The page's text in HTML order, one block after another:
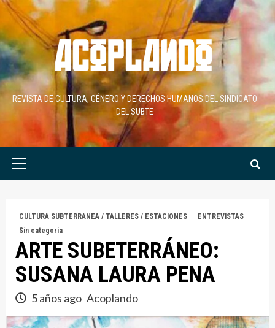
Skip
to
content
REVISTA DE CULTURA, GÉNERO Y DERECHOS HUMANOS DEL SINDICATO
DEL SUBTE
Primary
CULTURA SUBTERRANEA / TALLERES / ESTACIONES
ENTREVISTAS
Sin categoría
ARTE SUBETERRÁNEO:
SUSANA LAURA PENA
5 años ago Acoplando